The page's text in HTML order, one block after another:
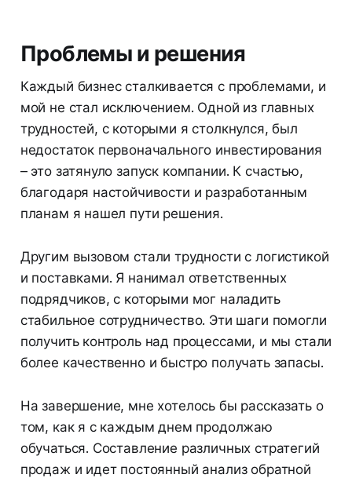
Проблемы и решения
Каждый бизнес сталкивается с проблемами, и
мой не стал исключением. Одной из главных
трудностей, с которыми я столкнулся, был
недостаток первоначального инвестирования
– это затянуло запуск компании. К счастью,
благодаря настойчивости и разработанным
планам я нашел пути решения.
Другим вызовом стали трудности с логистикой
и поставками. Я нанимал ответственных
подрядчиков, с которыми мог наладить
стабильное сотрудничество. Эти шаги помогли
получить контроль над процессами, и мы стали
более качественно и быстро получать запасы.
На завершение, мне хотелось бы рассказать о
том, как я с каждым днем продолжаю
обучаться. Составление различных стратегий
продаж и идет постоянный анализ обратной